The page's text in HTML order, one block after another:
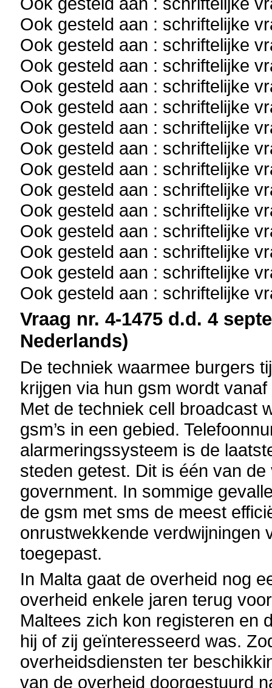
Ook gesteld aan : schriftelijke
Ook gesteld aan : schriftelijke
Ook gesteld aan : schriftelijke
Ook gesteld aan : schriftelijke
Ook gesteld aan : schriftelijke
Ook gesteld aan : schriftelijke
Ook gesteld aan : schriftelijke
Ook gesteld aan : schriftelijke
Ook gesteld aan : schriftelijke
Ook gesteld aan : schriftelijke
Ook gesteld aan : schriftelijke
Ook gesteld aan : schriftelijke
Ook gesteld aan : schriftelijke
Ook gesteld aan : schriftelijke
Vraag nr. 4-1475 d.d. 4
Nederlands)
De techniek waarmee burgers
krijgen via hun gsm wordt
Met de techniek cell broadcast
gsm’s in een gebied.
alarmeringssysteem is de
steden getest. Dit is één van
government. In sommige
de gsm met sms de meest
onrustwekkende verdwijningen
toegepast.
In Malta gaat de overheid nog
overheid enkele jaren terug
Maltees zich kon registeren en
hij of zij geïnteresseerd was.
overheidsdiensten ter
van de overheid doorgestuurd